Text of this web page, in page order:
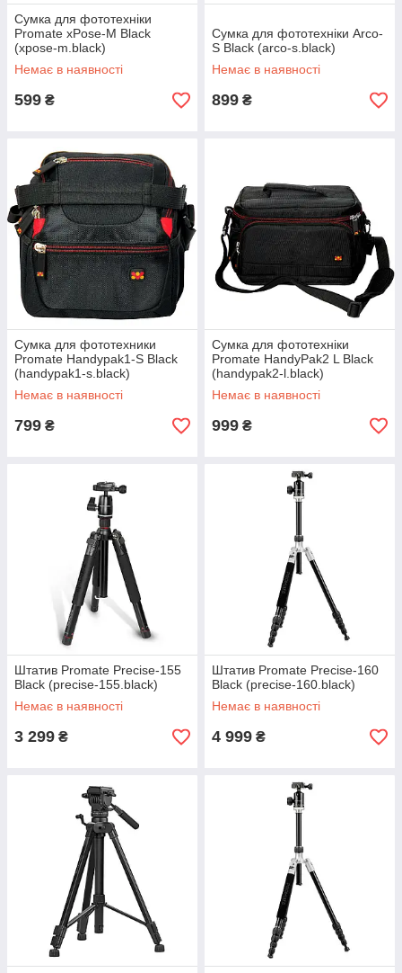
Сумка для фототехніки
Promate xPose-M Black
(xpose-m.black)
Немає в наявності
599 ₴
Сумка для фототехніки Arco-
S Black (arco-s.black)
Немає в наявності
899 ₴
Сумка для фототехники
Promate Handypak1-S Black
(handypak1-s.black)
Немає в наявності
799 ₴
Сумка для фототехніки
Promate HandyPak2 L Black
(handypak2-l.black)
Немає в наявності
999 ₴
Штатив Promate Precise-155
Black (precise-155.black)
Немає в наявності
3 299 ₴
Штатив Promate Precise-160
Black (precise-160.black)
Немає в наявності
4 999 ₴